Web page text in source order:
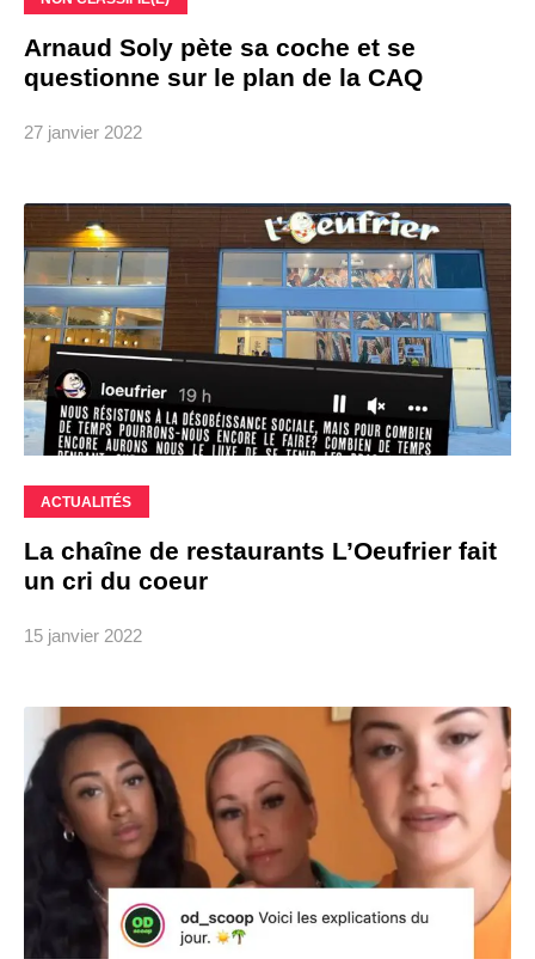
Arnaud Soly pète sa coche et se
questionne sur le plan de la CAQ
27 janvier 2022
ACTUALITÉS
La chaîne de restaurants L’Oeufrier fait
un cri du coeur
15 janvier 2022